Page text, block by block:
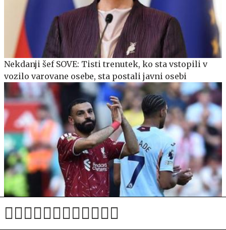
Nekdanji šef SOVE: Tisti trenutek, ko sta vstopili v
vozilo varovane osebe, sta postali javni osebi